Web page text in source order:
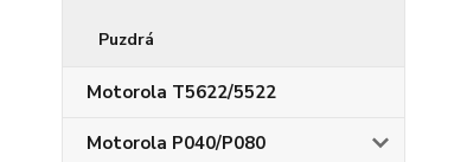
Puzdrá
Motorola T5622/5522
Motorola P040/P080